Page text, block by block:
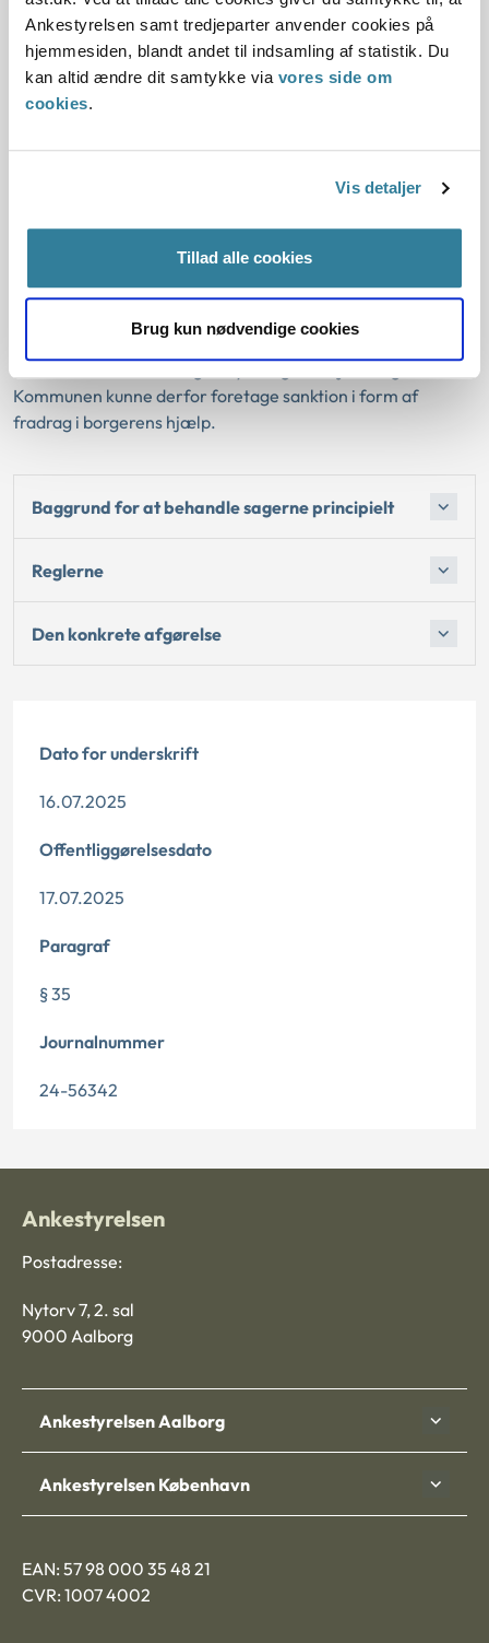
Ankestyrelsen samt tredjeparter anvender cookies på
hjemmesiden, blandt andet til indsamling af statistik. Du
kan altid ændre dit samtykke via vores side om
cookies.
Vis detaljer
Tillad alle cookies
Brug kun nødvendige cookies
I sag nr. 1 havde kommunen vejledt borgeren skriftligt i
indkaldelsen til samtalen. Borgeren var visiteret
aktivitetsparat grundet massive problemer ud over
ledighed med kognitive udfordringer,
vejledning end den skriftlige vejledning. Kommunen kunne
I sag nr. 2 havde kommunen også vejledt borgeren skriftligt
i indkaldelsen til samtalen. Borgeren havde på trods af sine
diagnoser ikke særlige udfordringer som gjorde, at
Kommunen kunne derfor foretage sanktion i form af
fradrag i borgerens hjælp.
Baggrund for at behandle sagerne principielt
Reglerne
Den konkrete afgørelse
Dato for underskrift
16.07.2025
Offentliggørelsesdato
17.07.2025
Paragraf
§ 35
Journalnummer
24-56342
Ankestyrelsen
Postadresse:
Nytorv 7, 2. sal
9000 Aalborg
Ankestyrelsen Aalborg
Ankestyrelsen København
EAN: 57 98 000 35 48 21
CVR: 1007 4002